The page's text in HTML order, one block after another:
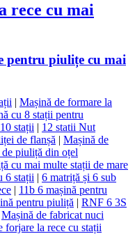
rece cu mai
pentru piulițe cu mai
| Mașină de formare la
cu 8 stații pentru
stații | 12 statii Nut
de flanșă | Mașină de
piuliță din oțel
cu mai multe stații de mare
6 stații | 6 matriță și 6 sub
| 11b 6 mașină pentru
pentru piuliță | RNF 6 3S
Mașină de fabricat nuci
forjare la rece cu stații